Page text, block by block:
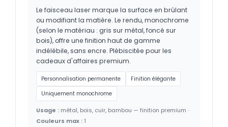
Le faisceau laser marque la surface en brûlant
ou modifiant la matière. Le rendu, monochrome
(selon le matériau : gris sur métal, foncé sur
bois), offre une finition haut de gamme
indélébile, sans encre. Plébiscitée pour les
cadeaux d'affaires premium.
Personnalisation permanente
Finition élégante
Uniquement monochrome
Usage : métal, bois, cuir, bambou — finition premium ·
Couleurs max : 1